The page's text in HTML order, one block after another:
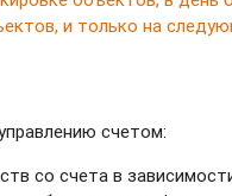
и только на
счетом:
со счета в